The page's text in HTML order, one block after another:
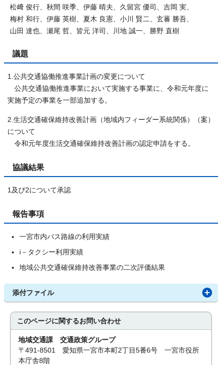
松﨑 俊行、秋間 咲季、伊藤 晴夫、久留宮 優司、吉岡 実、
梅村 和行、伊藤 英樹、夏木 良憲、小川 賢二、玄蕃 勝吾、
山田 達也、瀬尾 哲、皆元 洋司、川地 誠一、勝野 直樹
議題
1.公共交通協働推進事業計画の変更について
公共交通協働推進事業において実施する事業に、令和元年度に
実施予定の事業を一部追加する。
2.生活交通確保維持改善計画（地域内フィーダー系統関係）（案）
について
令和元年度生活交通確保維持改善計画の認定申請をする。
協議結果
1及び2について承認
報告事項
一宮市内バス路線の利用実績
i－タクシー利用実績
地域公共交通確保維持改善事業の二次評価結果
添付ファイル
このページに関するお問い合わせ
地域交通課 交通政策グループ
〒491-8501 愛知県一宮市本町2丁目5番6号 一宮市役所
本庁舎8階